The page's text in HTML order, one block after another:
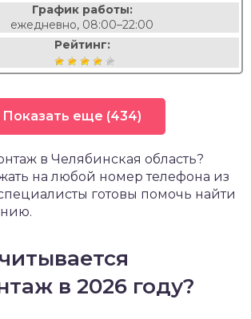
График работы:
ежедневно, 08:00–22:00
Рейтинг:
Показать еще (434)
в Челябинская область?
на любой номер телефона из
готовы помочь найти
в 2026 году?